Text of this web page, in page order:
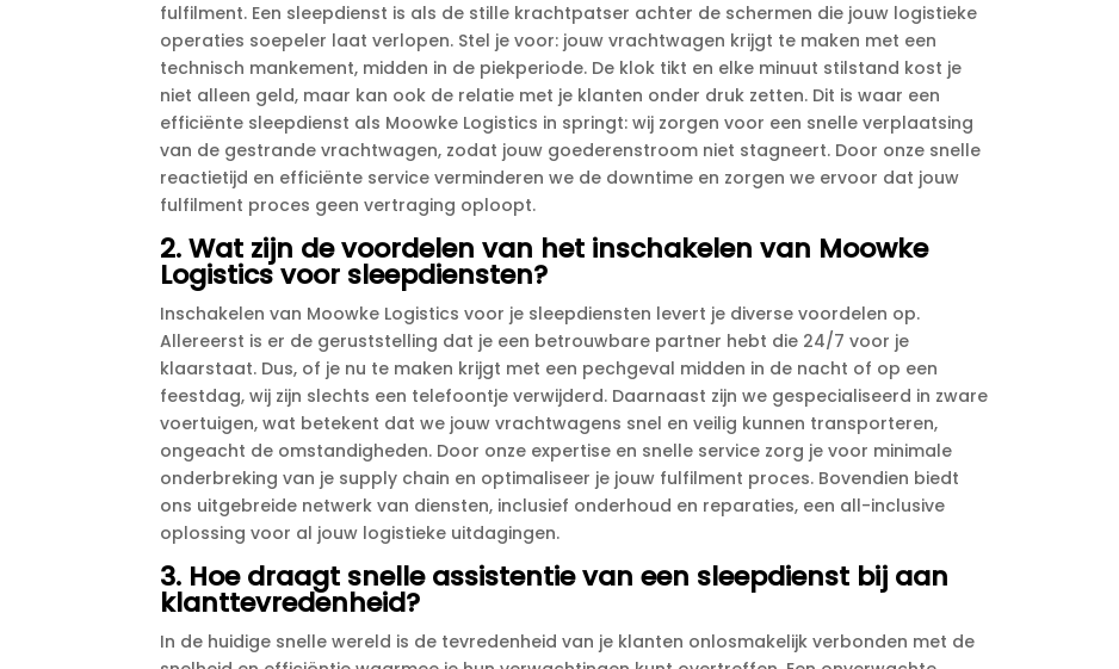
fulfilment.​ Een sleepdienst is als de stille krachtpatser achter de schermen die jouw logistieke
operaties soepeler laat verlopen.​ Stel je voor: jouw vrachtwagen krijgt te maken met een
technisch mankement, midden in de piekperiode.​ De klok tikt en elke minuut stilstand kost je
niet alleen geld, maar kan ook de relatie met je klanten onder druk zetten.​ Dit is waar een
efficiënte sleepdienst als Moowke Logistics in springt: wij zorgen voor een snelle verplaatsing
van de gestrande vrachtwagen, zodat jouw goederenstroom niet stagneert.​ Door onze snelle
reactietijd en efficiënte service verminderen we de downtime en zorgen we ervoor dat jouw
fulfilment proces geen vertraging oploopt.​
2.​ Wat zijn de voordelen van het inschakelen van Moowke
Logistics voor sleepdiensten?
Inschakelen van Moowke Logistics voor je sleepdiensten levert je diverse voordelen op.​
Allereerst is er de geruststelling dat je een betrouwbare partner hebt die 24/7 voor je
klaarstaat.​ Dus, of je nu te maken krijgt met een pechgeval midden in de nacht of op een
feestdag, wij zijn slechts een telefoontje verwijderd.​ Daarnaast zijn we gespecialiseerd in zware
voertuigen, wat betekent dat we jouw vrachtwagens snel en veilig kunnen transporteren,
ongeacht de omstandigheden.​ Door onze expertise en snelle service zorg je voor minimale
onderbreking van je supply chain en optimaliseer je jouw fulfilment proces.​ Bovendien biedt
ons uitgebreide netwerk van diensten, inclusief onderhoud en reparaties, een all-inclusive
oplossing voor al jouw logistieke uitdagingen.​
3.​ Hoe draagt snelle assistentie van een sleepdienst bij aan
klanttevredenheid?
In de huidige snelle wereld is de tevredenheid van je klanten onlosmakelijk verbonden met de